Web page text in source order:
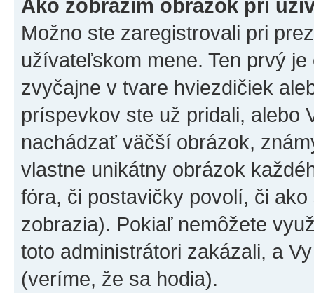
Ako zobrazím obrázok pri
Možno ste zaregistrovali pri
užívateľskom mene. Ten prvý
zvyčajne v tvare hviezdičiek
príspevkov ste už pridali, alebo
nachádzať väčší obrázok,
vlastne unikátny obrázok
fóra, či postavičky povolí, či
zobrazia). Pokiaľ nemôžete
toto administrátori zakázali, a
(veríme, že sa hodia).